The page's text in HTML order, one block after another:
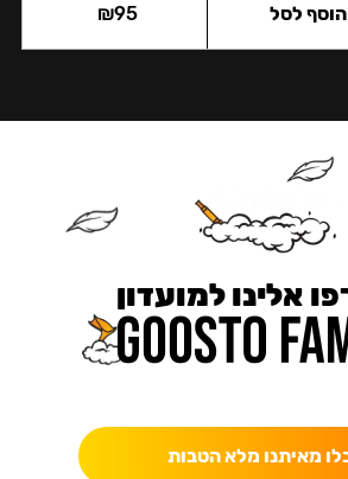
₪95 הוסף לסל
אלינו למועדון
מאיתנו מלא הטבות